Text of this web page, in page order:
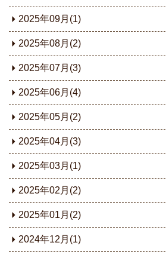
2025年09月(1)
2025年08月(2)
2025年07月(3)
2025年06月(4)
2025年05月(2)
2025年04月(3)
2025年03月(1)
2025年02月(2)
2025年01月(2)
2024年12月(1)